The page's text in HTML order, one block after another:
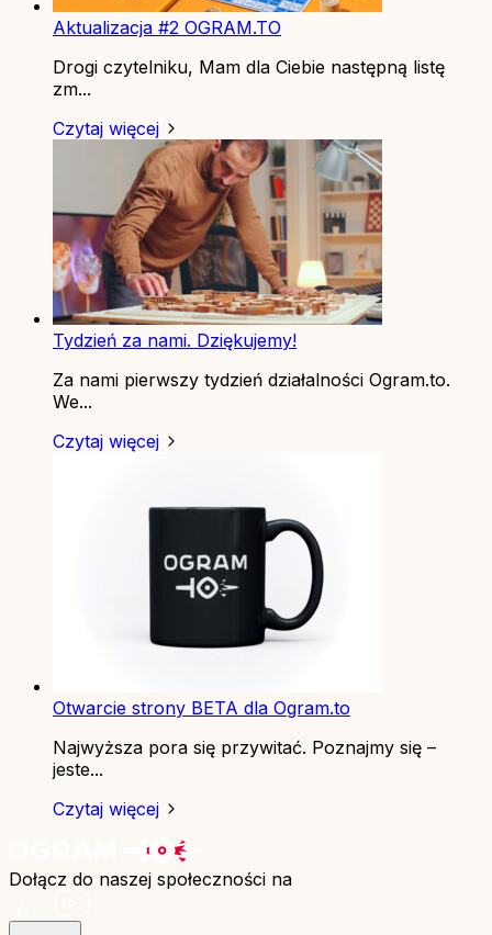
Aktualizacja #2 OGRAM.TO
Drogi czytelniku, Mam dla Ciebie następną listę
zm...
Czytaj więcej
Tydzień za nami. Dziękujemy!
Za nami pierwszy tydzień działalności Ogram.to.
We...
Czytaj więcej
Otwarcie strony BETA dla Ogram.to
Najwyższa pora się przywitać. Poznajmy się –
jeste...
Czytaj więcej
Dołącz do naszej społeczności na